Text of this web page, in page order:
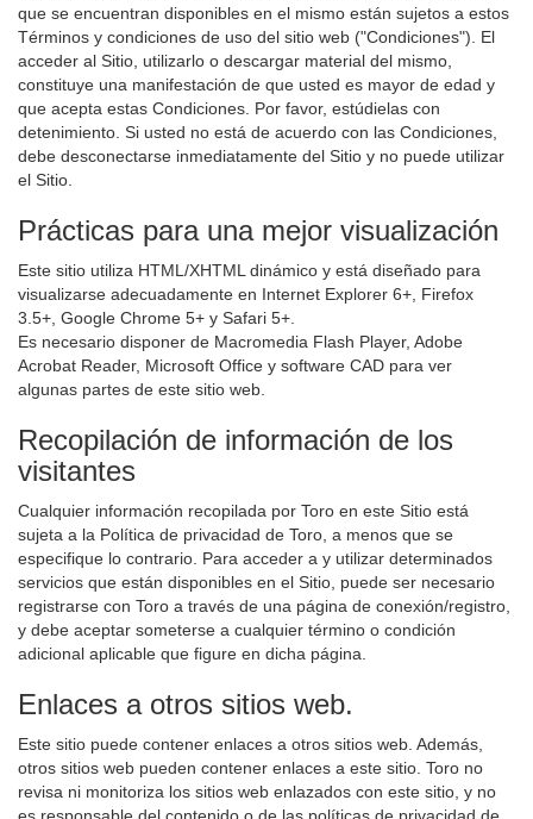
que se encuentran disponibles en el mismo están sujetos a estos
Términos y condiciones de uso del sitio web ("Condiciones"). El
acceder al Sitio, utilizarlo o descargar material del mismo,
constituye una manifestación de que usted es mayor de edad y
que acepta estas Condiciones. Por favor, estúdielas con
detenimiento. Si usted no está de acuerdo con las Condiciones,
debe desconectarse inmediatamente del Sitio y no puede utilizar
el Sitio.
Prácticas para una mejor visualización
Este sitio utiliza HTML/XHTML dinámico y está diseñado para
visualizarse adecuadamente en Internet Explorer 6+, Firefox
3.5+, Google Chrome 5+ y Safari 5+.
Es necesario disponer de Macromedia Flash Player, Adobe
Acrobat Reader, Microsoft Office y software CAD para ver
algunas partes de este sitio web.
Recopilación de información de los
visitantes
Cualquier información recopilada por Toro en este Sitio está
sujeta a la Política de privacidad de Toro, a menos que se
especifique lo contrario. Para acceder a y utilizar determinados
servicios que están disponibles en el Sitio, puede ser necesario
registrarse con Toro a través de una página de conexión/registro,
y debe aceptar someterse a cualquier término o condición
adicional aplicable que figure en dicha página.
Enlaces a otros sitios web.
Este sitio puede contener enlaces a otros sitios web. Además,
otros sitios web pueden contener enlaces a este sitio. Toro no
revisa ni monitoriza los sitios web enlazados con este sitio, y no